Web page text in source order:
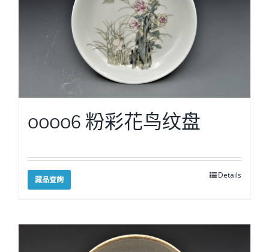
00006 粉彩花鸟纹盘
藏品查詢 Details